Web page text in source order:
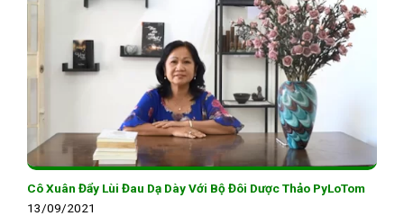
Cô Xuân Đẩy Lùi Đau Dạ Dày Với Bộ Đôi Dược Thảo PyLoTom
13/09/2021